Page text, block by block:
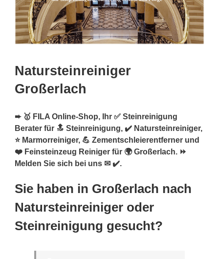
Natursteinreiniger
Großerlach
➨ 🥇 FILA Online-Shop, Ihr ✅ Steinreinigung
Berater für 🔝 Steinreinigung, ✔️ Natursteinreiniger,
⭐ Marmorreiniger, 💪 Zementschleierentferner und
❤️ Feinsteinzeug Reiniger für 🌍 Großerlach. ⏩
Melden Sie sich bei uns ✉ ✔️.
Sie haben in Großerlach nach
Natursteinreiniger oder
Steinreinigung gesucht?